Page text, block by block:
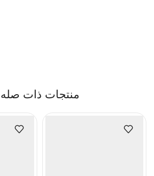
منتجات ذات صله